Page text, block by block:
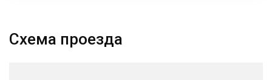
Схема проезда